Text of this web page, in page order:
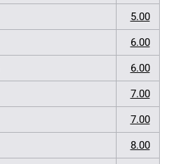
5.00
6.00
6.00
7.00
7.00
8.00